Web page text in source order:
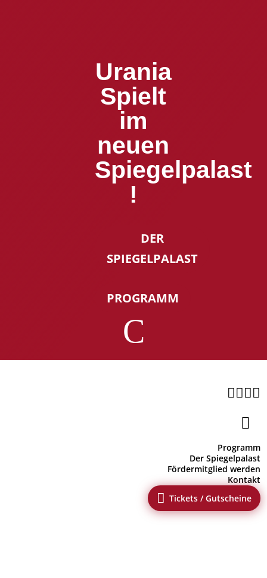
Urania
Spielt
im
neuen
Spiegelpalast
!
DER
SPIEGELPALAST
PROGRAMM
C


Programm
Der Spiegelpalast
Fördermitglied werden
Kontakt
 Tickets / Gutscheine